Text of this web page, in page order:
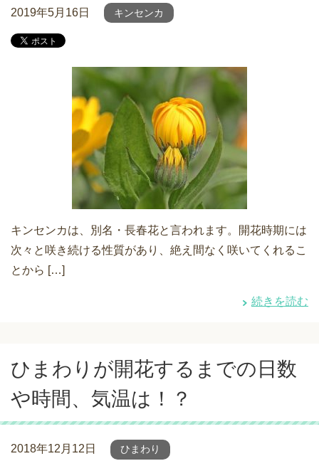
2019年5月16日 キンセンカ
キンセンカは、別名・長春花と言われます。開花時期には
次々と咲き続ける性質があり、絶え間なく咲いてくれるこ
とから […]
続きを読む
ひまわりが開花するまでの日数
や時間、気温は！？
2018年12月12日 ひまわり